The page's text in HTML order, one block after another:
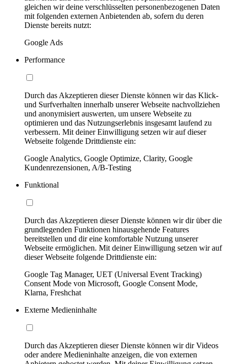
gleichen wir deine verschlüsselten personenbezogenen Daten
mit folgenden externen Anbietenden ab, sofern du deren
Dienste bereits nutzt:
Google Ads
Performance
Durch das Akzeptieren dieser Dienste können wir das Klick-
und Surfverhalten innerhalb unserer Webseite nachvollziehen
und anonymisiert auswerten, um unsere Webseite zu
optimieren und das Nutzungserlebnis insgesamt laufend zu
verbessern. Mit deiner Einwilligung setzen wir auf dieser
Webseite folgende Drittdienste ein:
Google Analytics, Google Optimize, Clarity, Google
Kundenrezensionen, A/B-Testing
Funktional
Durch das Akzeptieren dieser Dienste können wir dir über die
grundlegenden Funktionen hinausgehende Features
bereitstellen und dir eine komfortable Nutzung unserer
Webseite ermöglichen. Mit deiner Einwilligung setzen wir auf
dieser Webseite folgende Drittdienste ein:
Google Tag Manager, UET (Universal Event Tracking)
Consent Mode von Microsoft, Google Consent Mode,
Klarna, Freshchat
Externe Medieninhalte
Durch das Akzeptieren dieser Dienste können wir dir Videos
oder andere Medieninhalte anzeigen, die von externen